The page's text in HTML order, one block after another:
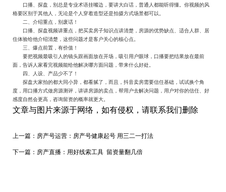
口播、探盘，别总是专业术语挂嘴边，要讲大白话，普通人都能听得懂。你视频的风
格要区别于其他人，无论是个人穿着造型还是拍摄方式场景都可以。
二、介绍重点，别废话！
口播、探盘视频讲重点，把买卖房子知识点讲清楚，房源的优势缺点、适合人群、居
住体验给他介绍清楚，这些问题才是客户关心的核心点。
三、爆点前置，有价值！
要把视频最吸引人的镜头跟画面放在开场，吸引用户眼球，口播要把结果放在最前
面，告诉人家看完视频能给他解决哪方面问题，带来什么好处。
四、人设、产品少不了！
探盘大家拍的都大同小异，都看腻了，而且，抖音卖房需要信任基础，试试换个角
度，用口播方式做房源测评，讲讲房源的卖点，帮用户去解决问题，用户对你的信任、好
感度自然会更高，咨询留资的概率就更大。
文章与图片来源于网络，如有侵权，请联系我们删除
上一篇： 房产号运营：房产号健康起号 用三二一打法
下一篇： 房产直播：用好线索工具 留资量翻几倍